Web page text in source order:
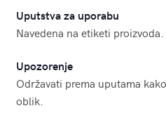
Uputstva za uporabu
Navedena na etiketi proizvoda.
Upozorenje
Održavati prema uputama
oblik.